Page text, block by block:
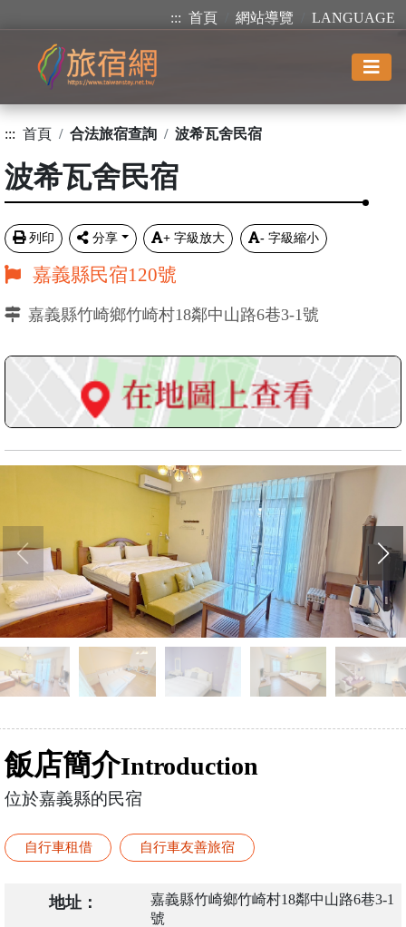
::: 首頁 網站導覽 LANGUAGE
::: 首頁 合法旅宿查詢 波希瓦舍民宿
波希瓦舍民宿
列印 分享 + 字級放大 - 字級縮小
嘉義縣民宿120號
嘉義縣竹崎鄉竹崎村18鄰中山路6巷3-1號
飯店簡介Introduction
位於嘉義縣的民宿
自行車租借 自行車友善旅宿
地址：
嘉義縣竹崎鄉竹崎村18鄰中山路6巷3-1
號